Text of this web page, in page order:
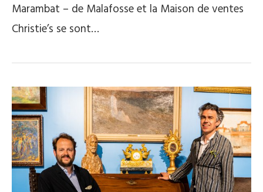
Marambat – de Malafosse et la Maison de ventes
Christie’s se sont…